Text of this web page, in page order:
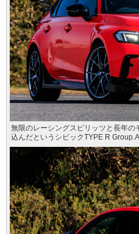
無限のレーシングスピリッツと長年
込んだというシビックTYPE R Group.A